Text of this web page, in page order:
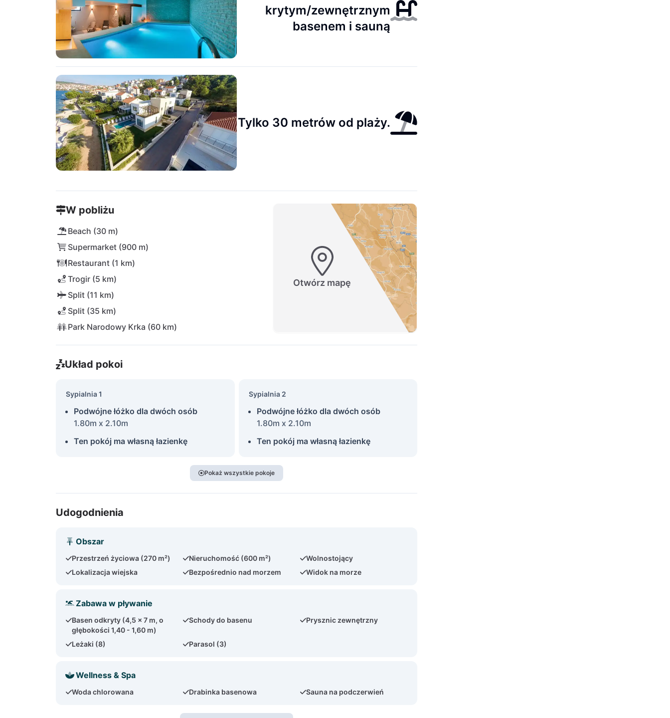
krytym/zewnętrznym
basenem i sauną
Tylko 30 metrów od plaży.
W pobliżu
Beach (30 m)
Supermarket (900 m)
Restaurant (1 km)
Trogir (5 km)
Split (11 km)
Split (35 km)
Park Narodowy Krka (60 km)
Otwórz mapę
Układ pokoi
Sypialnia 1
Podwójne łóżko dla dwóch osób
1.80m x 2.10m
Ten pokój ma własną łazienkę
Sypialnia 2
Podwójne łóżko dla dwóch osób
1.80m x 2.10m
Ten pokój ma własną łazienkę
Pokaż wszystkie pokoje
Udogodnienia
Obszar
Przestrzeń życiowa (270 m²) Nieruchomość (600 m²)
Wolnostojący
Lokalizacja wiejska
Bezpośrednio nad morzem Widok na morze
Zabawa w pływanie
Basen odkryty (4,5 x 7 m, o
głębokości 1,40 - 1,60 m)
Schody do basenu Prysznic zewnętrzny
Leżaki (8) Parasol (3)
Wellness & Spa
Woda chlorowana Drabinka basenowa Sauna na podczerwień